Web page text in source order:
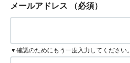
メールアドレス （必須）
▼確認のためにもう一度入力してください。